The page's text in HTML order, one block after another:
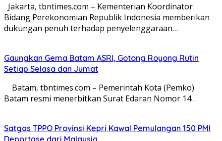
Jakarta, tbntimes.com – Kementerian Koordinator
Bidang Perekonomian Republik Indonesia memberikan
dukungan penuh terhadap penyelenggaraan…
Gaungkan Gema Batam ASRI, Gotong Royong Rutin
Setiap Selasa dan Jumat
Batam, tbntimes.com – Pemerintah Kota (Pemko)
Batam resmi menerbitkan Surat Edaran Nomor 14…
Satgas TPPO Provinsi Kepri Kawal Pemulangan 150 PMI
Deportase dari Malaysia